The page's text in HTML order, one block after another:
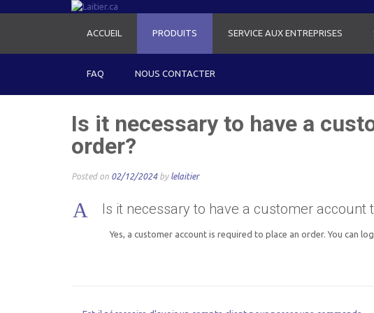
ACCUEIL PRODUITS SERVICE AUX ENTREPRISES
FAQ NOUS CONTACTER
Is it necessary to have a
order?
Posted on 02/12/2024by lelaitier
A Is it necessary to have a customer account
Yes, a customer account is required to place an order. You can